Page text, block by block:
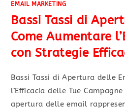
EMAIL MARKETING
Bassi Tassi di
Come Aumentare
con Strategie
Bassi Tassi di Apertura delle
l’Efficacia delle Tue
apertura delle email